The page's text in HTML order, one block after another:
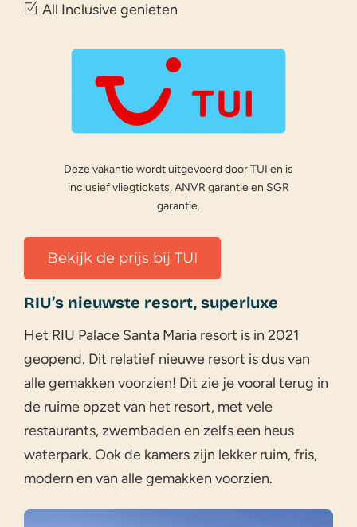
All Inclusive genieten
Deze vakantie wordt uitgevoerd door TUI en is
inclusief vliegtickets, ANVR garantie en SGR
garantie.
Bekijk de prijs bij TUI
RIU’s nieuwste resort, superluxe
Het RIU Palace Santa Maria resort is in 2021
geopend. Dit relatief nieuwe resort is dus van
alle gemakken voorzien! Dit zie je vooral terug in
de ruime opzet van het resort, met vele
restaurants, zwembaden en zelfs een heus
waterpark. Ook de kamers zijn lekker ruim, fris,
modern en van alle gemakken voorzien.